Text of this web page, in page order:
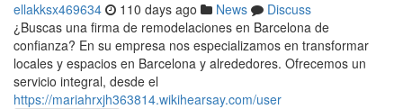
ellakksx469634 110 days ago News
Discuss
¿Buscas una firma de remodelaciones en Barcelona de
confianza? En su empresa nos especializamos en transformar
locales y espacios en Barcelona y alrededores. Ofrecemos un
servicio integral, desde el
https://mariahrxjh363814.wikihearsay.com/user